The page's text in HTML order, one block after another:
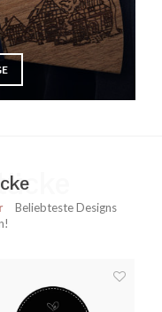
Beliebteste Designs